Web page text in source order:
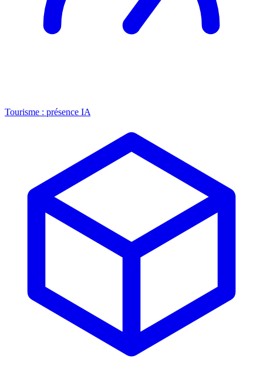
Tourisme : présence IA